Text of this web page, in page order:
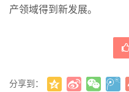
产领域得到新发展。
分享到：